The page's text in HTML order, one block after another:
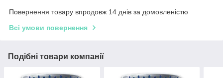
Повернення товару впродовж 14 днів за домовленістю
Всі умови повернення
Подібні товари компанії